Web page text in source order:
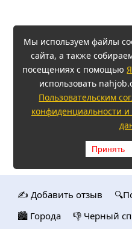
Мы используем файлы
сайта, а также
посещениях с помощью
использовать
Пользовательским
конфиденциальности
Принять
✍️ Добавить отзыв
🏙️ Городa
👎 Черный